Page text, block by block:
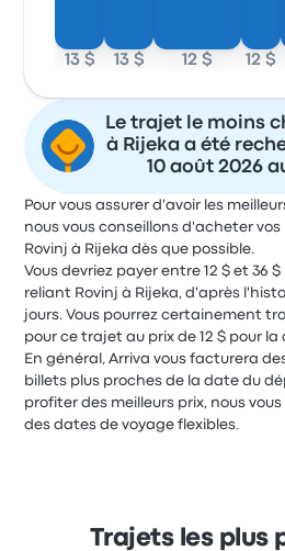
13 $ 13 $ 12 $ 12 $
Le trajet le moins
à Rijeka a été
10 août 2026
Pour vous assurer d'avoir les
nous vous conseillons d'acheter
Rovinj à Rijeka dès que possible.
Vous devriez payer entre 12 $ et 36
reliant Rovinj à Rijeka, d'après
jours. Vous pourrez certainement
pour ce trajet au prix de 12 $ pour la
En général, Arriva vous facturera
billets plus proches de la date du
profiter des meilleurs prix, nous
des dates de voyage flexibles.
Trajets les plus